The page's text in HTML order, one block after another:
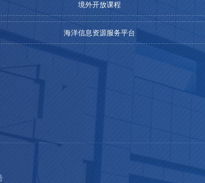
境外开放课程
海洋信息资源服务平台